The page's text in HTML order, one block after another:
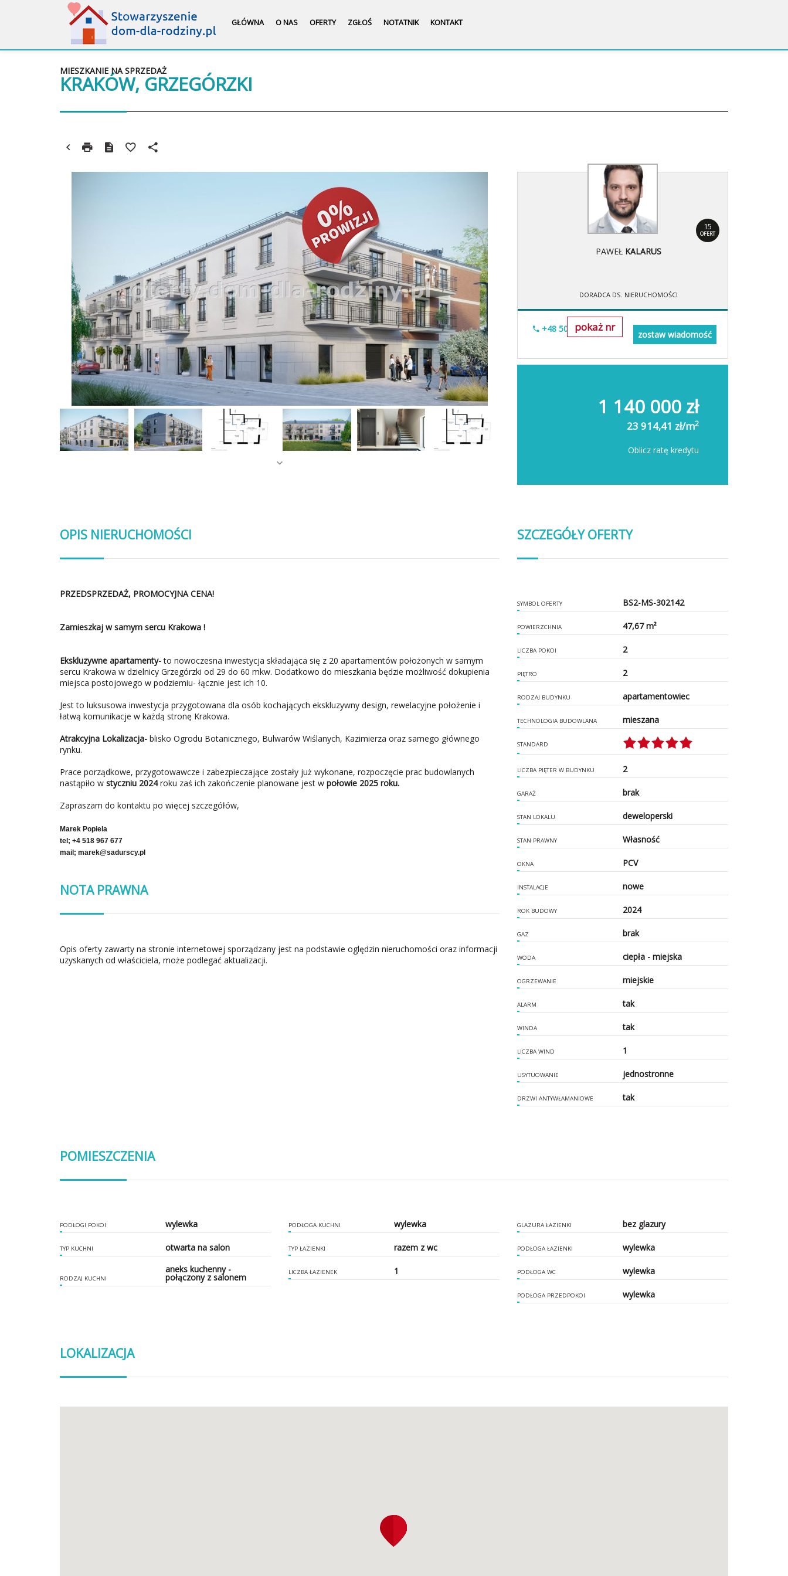
GŁÓWNA O NAS OFERTY ZGŁOŚ NOTATNIK KONTAKT
KRAKÓW, GRZEGÓRZKI
MIESZKANIE NA SPRZEDAŻ
15
OFERT
PAWEŁ KALARUS
DORADCA DS. NIERUCHOMOŚCI
pokaż nr
+48 500-673-615
zostaw wiadomość
1 140 000 zł
23 914,41 zł/m2
Oblicz ratę kredytu
OPIS NIERUCHOMOŚCI
PRZEDSPRZEDAŻ, PROMOCYJNA CENA!
Zamieszkaj w samym sercu Krakowa !
Ekskluzywne apartamenty-to nowoczesna inwestycja składająca się z 20 apartamentów położonych w samym
sercu Krakowa w dzielnicy Grzegórzki od 29 do 60 mkw. Dodatkowo do mieszkania będzie możliwość dokupienia
miejsca postojowego w podziemiu- łącznie jest ich 10.
Jest to luksusowa inwestycja przygotowana dla osób kochających ekskluzywny design, rewelacyjne położenie i
łatwą komunikacje w każdą stronę Krakowa.
Atrakcyjna Lokalizacja- blisko Ogrodu Botanicznego, Bulwarów Wiślanych, Kazimierza oraz samego głównego
rynku.
Prace porządkowe, przygotowawcze i zabezpieczające zostały już wykonane, rozpoczęcie prac budowlanych
nastąpiło w styczniu 2024roku zaś ich zakończenie planowane jest w połowie 2025 roku.
Zapraszam do kontaktu po więcej szczegółów,
Marek Popiela
tel; +4 518 967 677
mail; marek@sadurscy.pl
NOTA PRAWNA
Opis oferty zawarty na stronie internetowej sporządzany jest na podstawie oględzin nieruchomości oraz informacji
uzyskanych od właściciela, może podlegać aktualizacji.
SZCZEGÓŁY OFERTY
SYMBOL OFERTY BS2-MS-302142
POWIERZCHNIA 47,67 m²
LICZBA POKOI 2
PIĘTRO 2
RODZAJ BUDYNKU apartamentowiec
TECHNOLOGIA BUDOWLANA mieszana
STANDARD
LICZBA PIĘTER W BUDYNKU 2
GARAŻ brak
STAN LOKALU deweloperski
STAN PRAWNY Własność
OKNA PCV
INSTALACJE nowe
ROK BUDOWY 2024
GAZ brak
WODA ciepła - miejska
OGRZEWANIE miejskie
ALARM tak
WINDA tak
LICZBA WIND 1
USYTUOWANIE jednostronne
DRZWI ANTYWŁAMANIOWE tak
POMIESZCZENIA
PODŁOGI POKOI wylewka
TYP KUCHNI otwarta na salon
RODZAJ KUCHNI
aneks kuchenny -
połączony z salonem
PODŁOGA KUCHNI wylewka
TYP ŁAZIENKI razem z wc
LICZBA ŁAZIENEK 1
GLAZURA ŁAZIENKI bez glazury
PODŁOGA ŁAZIENKI wylewka
PODŁOGA WC wylewka
PODŁOGA PRZEDPOKOI wylewka
LOKALIZACJA